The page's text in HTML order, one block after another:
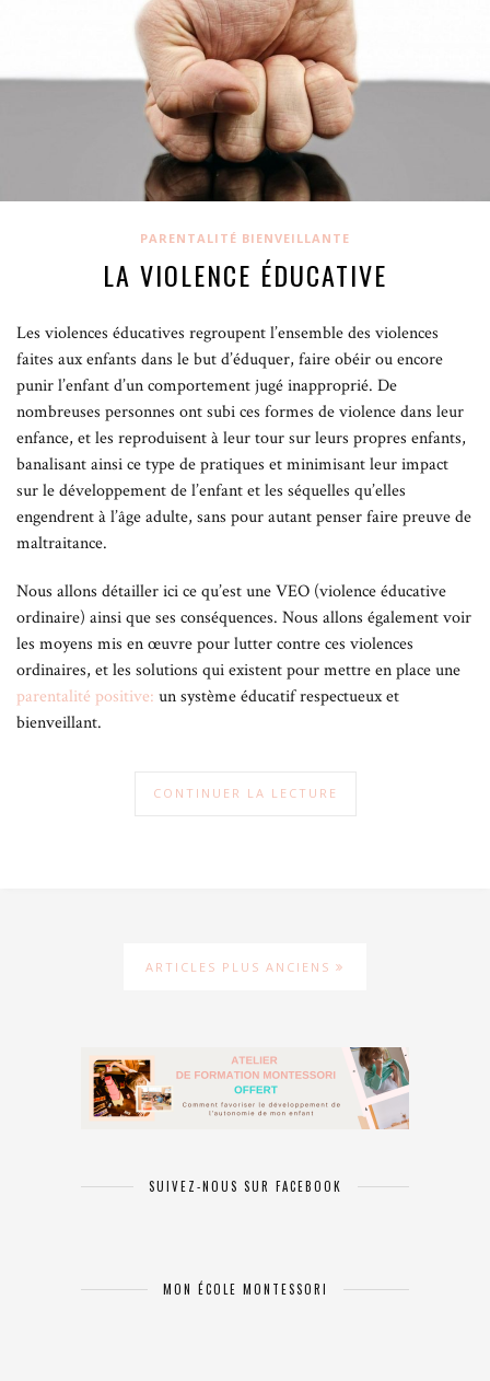
PARENTALITÉ BIENVEILLANTE
LA VIOLENCE ÉDUCATIVE
Les violences éducatives regroupent l’ensemble des violences
faites aux enfants dans le but d’éduquer, faire obéir ou encore
punir l’enfant d’un comportement jugé inapproprié. De
nombreuses personnes ont subi ces formes de violence dans leur
enfance, et les reproduisent à leur tour sur leurs propres enfants,
banalisant ainsi ce type de pratiques et minimisant leur impact
sur le développement de l’enfant et les séquelles qu’elles
engendrent à l’âge adulte, sans pour autant penser faire preuve de
maltraitance.
Nous allons détailler ici ce qu’est une VEO (violence éducative
ordinaire) ainsi que ses conséquences. Nous allons également voir
les moyens mis en œuvre pour lutter contre ces violences
ordinaires, et les solutions qui existent pour mettre en place une
parentalité positive: un système éducatif respectueux et
bienveillant.
CONTINUER LA LECTURE
ARTICLES PLUS ANCIENS
SUIVEZ-NOUS SUR FACEBOOK
MON ÉCOLE MONTESSORI